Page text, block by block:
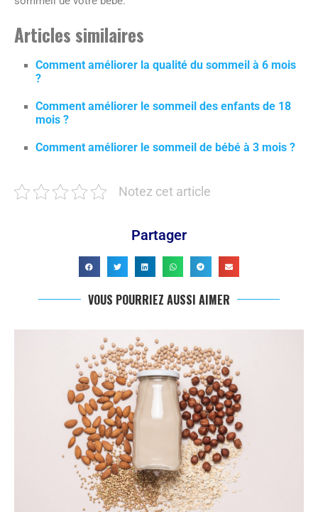
Articles similaires
Comment améliorer la qualité du sommeil à 6 mois
?
Comment améliorer le sommeil des enfants de 18
mois ?
Comment améliorer le sommeil de bébé à 3 mois ?
Notez cet article
Partager
VOUS POURRIEZ AUSSI AIMER